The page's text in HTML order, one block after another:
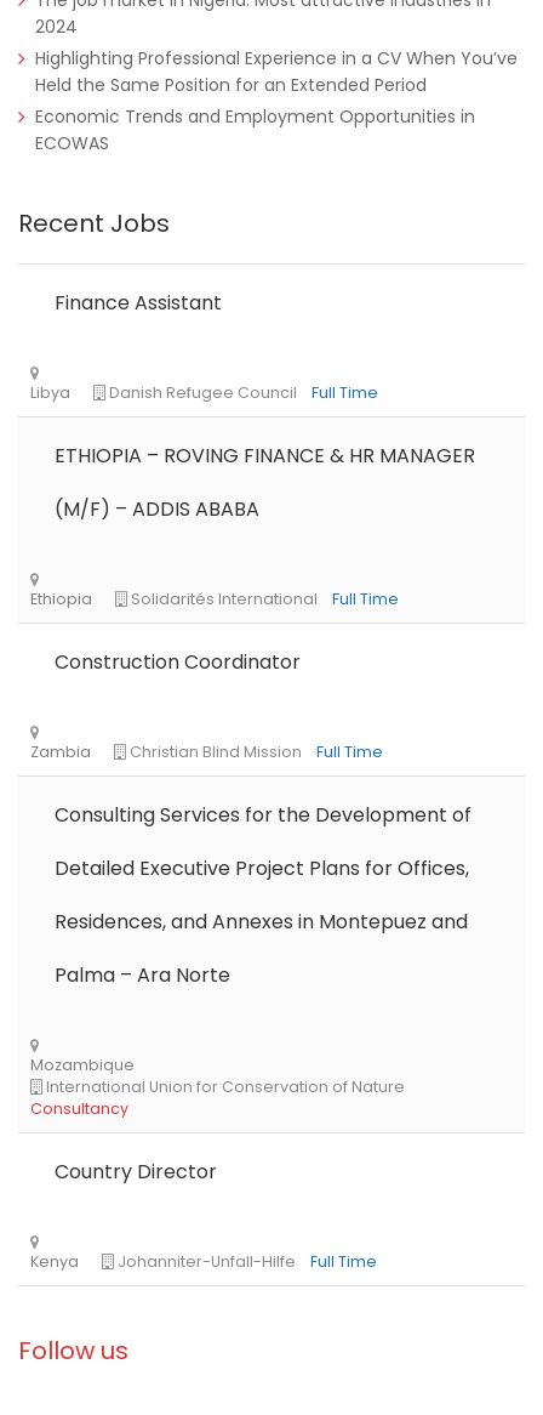
2024
Highlighting Professional Experience in a CV When You’ve
Held the Same Position for an Extended Period
Economic Trends and Employment Opportunities in
ECOWAS
Recent Jobs
Finance Assistant
Libya Danish Refugee Council
ETHIOPIA – ROVING FINANCE & HR MANAGER
(M/F) – ADDIS ABABA
Construction Coordinator
Consulting Services for the Development of
Detailed Executive Project Plans for Offices,
Residences, and Annexes in Montepuez and
Palma – Ara Norte
Country Director
Follow us